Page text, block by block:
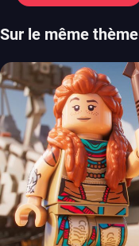
Sur le même thème